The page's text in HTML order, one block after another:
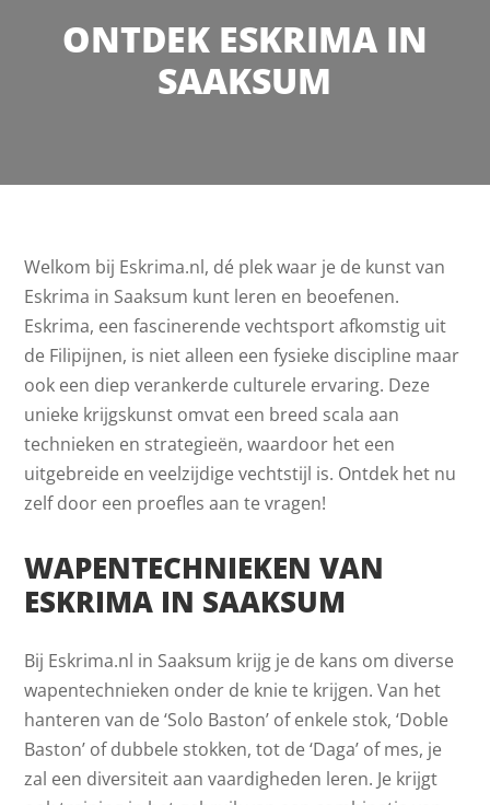
ONTDEK ESKRIMA IN
SAAKSUM
Welkom bij Eskrima.nl, dé plek waar je de kunst van
Eskrima in Saaksum kunt leren en beoefenen.
Eskrima, een fascinerende vechtsport afkomstig uit
de Filipijnen, is niet alleen een fysieke discipline maar
ook een diep verankerde culturele ervaring. Deze
unieke krijgskunst omvat een breed scala aan
technieken en strategieën, waardoor het een
uitgebreide en veelzijdige vechtstijl is. Ontdek het nu
zelf door een proefles aan te vragen!
WAPENTECHNIEKEN VAN
ESKRIMA IN SAAKSUM
Bij Eskrima.nl in Saaksum krijg je de kans om diverse
wapentechnieken onder de knie te krijgen. Van het
hanteren van de ‘Solo Baston’ of enkele stok, ‘Doble
Baston’ of dubbele stokken, tot de ‘Daga’ of mes, je
zal een diversiteit aan vaardigheden leren. Je krijgt